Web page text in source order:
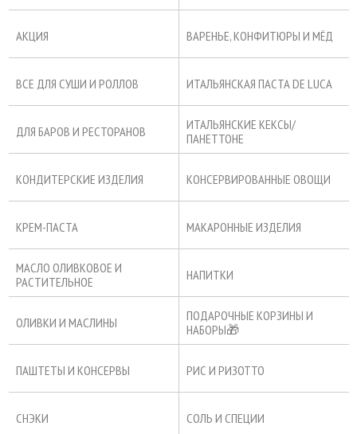
АКЦИЯ ВАРЕНЬЕ, КОНФИТЮРЫ И МЁД
ВСЕ ДЛЯ СУШИ И РОЛЛОВ ИТАЛЬЯНСКАЯ ПАСТА DE LUCA
ДЛЯ БАРОВ И РЕСТОРАНОВ
ИТАЛЬЯНСКИЕ КЕКСЫ/
ПАНЕТТОНЕ
КОНДИТЕРСКИЕ ИЗДЕЛИЯ КОНСЕРВИРОВАННЫЕ ОВОЩИ
КРЕМ-ПАСТА МАКАРОННЫЕ ИЗДЕЛИЯ
МАСЛО ОЛИВКОВОЕ И
РАСТИТЕЛЬНОЕ
НАПИТКИ
ОЛИВКИ И МАСЛИНЫ
ПОДАРОЧНЫЕ КОРЗИНЫ И
НАБОРЫ🎁
ПАШТЕТЫ И КОНСЕРВЫ РИС И РИЗОТТО
СНЭКИ СОЛЬ И СПЕЦИИ